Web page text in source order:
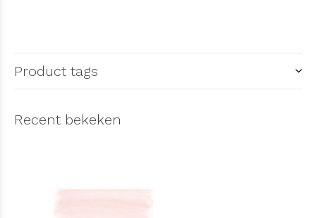
Product tags
Recent bekeken